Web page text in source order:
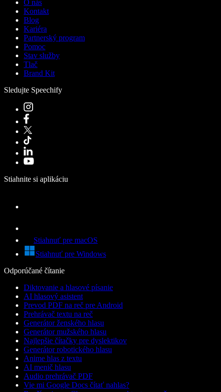
O nás
Kontakt
Blog
Kariéra
Partnerský program
Pomoc
Stav služby
Tlač
Brand Kit
Sledujte Speechify
Stiahnite si aplikáciu
Stiahnuť pre macOS
Stiahnuť pre Windows
Odporúčané čítanie
Diktovanie a hlasové písanie
AI hlasový asistent
Prevod PDF na reč pre Android
Prehrávač textu na reč
Generátor ženského hlasu
Generátor mužského hlasu
Najlepšie čítačky pre dyslektikov
Generátor robotického hlasu
Anime hlas z textu
AI menič hlasu
Audio prehrávač PDF
Vie mi Google Docs čítať nahlas?